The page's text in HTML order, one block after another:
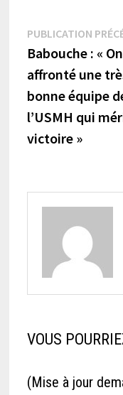
Navigation
de
l’article
PUBLICATION
Babouche : «
affronté une
bonne équipe
l’USMH qui
victoire »
VOUS
(Mise à jour